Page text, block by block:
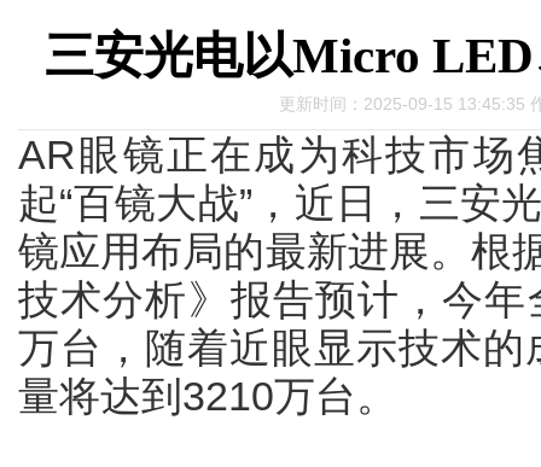
三安光电以Micro
更新时间：2025-09-15 13:45:35
AR眼镜正在成为科技市场
起“百镜大战”，近日，三安
镜应用布局的最新进展。根
技术分析》报告预计，今
万台，随着近眼显示技术
量将达到3210万台。